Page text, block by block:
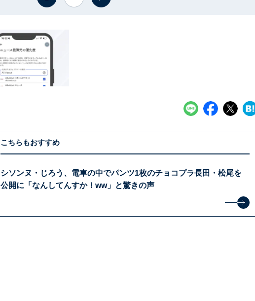
こちらもおすすめ
シソンヌ・じろう、電車の中でパンツ1枚のチョコプラ長田・松尾を
公開に「なんしてんすか！ww」と驚きの声